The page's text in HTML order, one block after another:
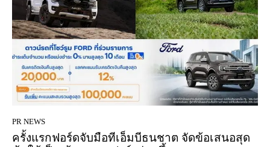
PR NEWS
ครั้งแรกฟอร์ดจับมือทีเอ็มบีธนชาต จัดข้อเสนอสุด